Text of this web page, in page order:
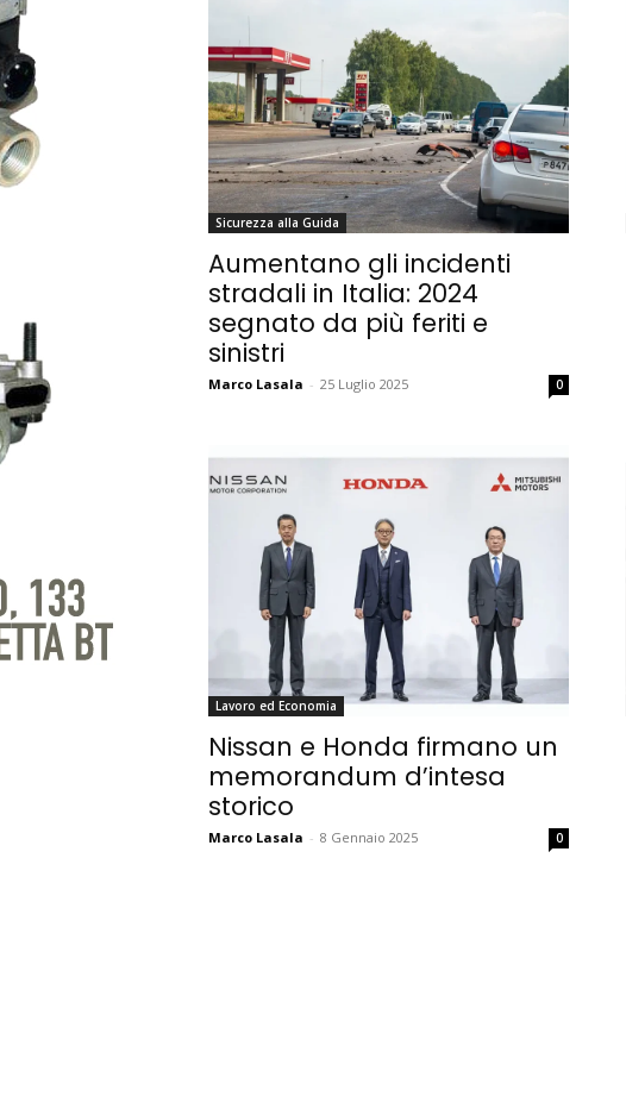
Sicurezza alla Guida
Aumentano gli incidenti
stradali in Italia: 2024
segnato da più feriti e
sinistri
Marco Lasala - 25 Luglio 2025 0
Lavoro ed Economia
Nissan e Honda firmano un
memorandum d’intesa
storico
Marco Lasala - 8 Gennaio 2025 0